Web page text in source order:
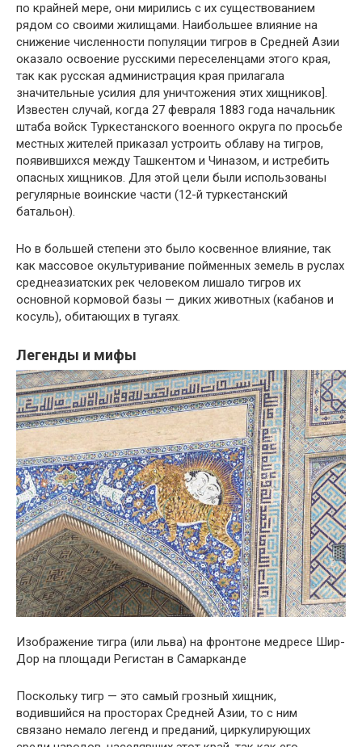
по крайней мере, они мирились с их существованием
рядом со своими жилищами. Наибольшее влияние на
снижение численности популяции тигров в Средней Азии
оказало освоение русскими переселенцами этого края,
так как русская администрация края прилагала
значительные усилия для уничтожения этих хищников].
Известен случай, когда 27 февраля 1883 года начальник
штаба войск Туркестанского военного округа по просьбе
местных жителей приказал устроить облаву на тигров,
появившихся между Ташкентом и Чиназом, и истребить
опасных хищников. Для этой цели были использованы
регулярные воинские части (12-й туркестанский
батальон).
Но в большей степени это было косвенное влияние, так
как массовое окультуривание пойменных земель в руслах
среднеазиатских рек человеком лишало тигров их
основной кормовой базы — диких животных (кабанов и
косуль), обитающих в тугаях.
Легенды и мифы
Изображение тигра (или льва) на фронтоне медресе Шир-
Дор на площади Регистан в Самарканде
Поскольку тигр — это самый грозный хищник,
водившийся на просторах Средней Азии, то с ним
связано немало легенд и преданий, циркулирующих